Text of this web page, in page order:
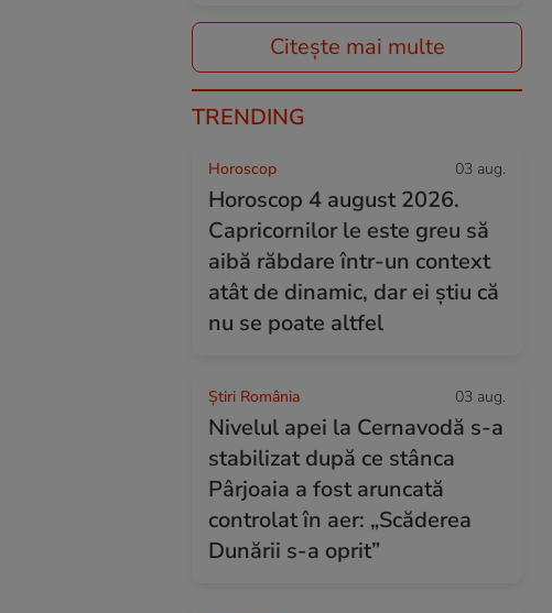
Citește mai multe
TRENDING
Horoscop 03 aug.
Horoscop 4 august 2026.
Capricornilor le este greu să
aibă răbdare într-un context
atât de dinamic, dar ei știu că
nu se poate altfel
Știri România 03 aug.
Nivelul apei la Cernavodă s-a
stabilizat după ce stânca
Pârjoaia a fost aruncată
controlat în aer: „Scăderea
Dunării s-a oprit”